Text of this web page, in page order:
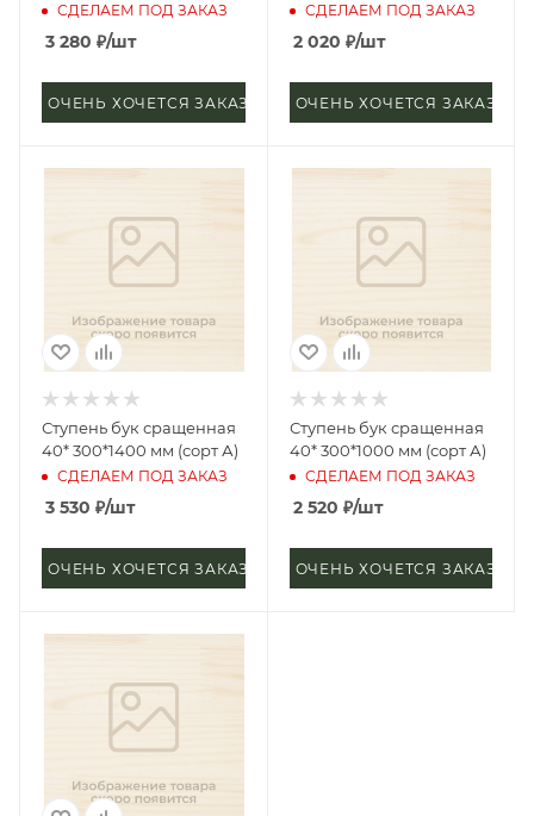
СДЕЛАЕМ ПОД ЗАКАЗ
3 280 ₽/шт
ОЧЕНЬ ХОЧЕТСЯ ЗАКАЗАТЬ
СДЕЛАЕМ ПОД ЗАКАЗ
2 020 ₽/шт
ОЧЕНЬ ХОЧЕТСЯ ЗАКАЗАТЬ
Ступень бук сращенная
40* 300*1400 мм (сорт А)
СДЕЛАЕМ ПОД ЗАКАЗ
3 530 ₽/шт
ОЧЕНЬ ХОЧЕТСЯ ЗАКАЗАТЬ
Ступень бук сращенная
40* 300*1000 мм (сорт А)
СДЕЛАЕМ ПОД ЗАКАЗ
2 520 ₽/шт
ОЧЕНЬ ХОЧЕТСЯ ЗАКАЗАТЬ